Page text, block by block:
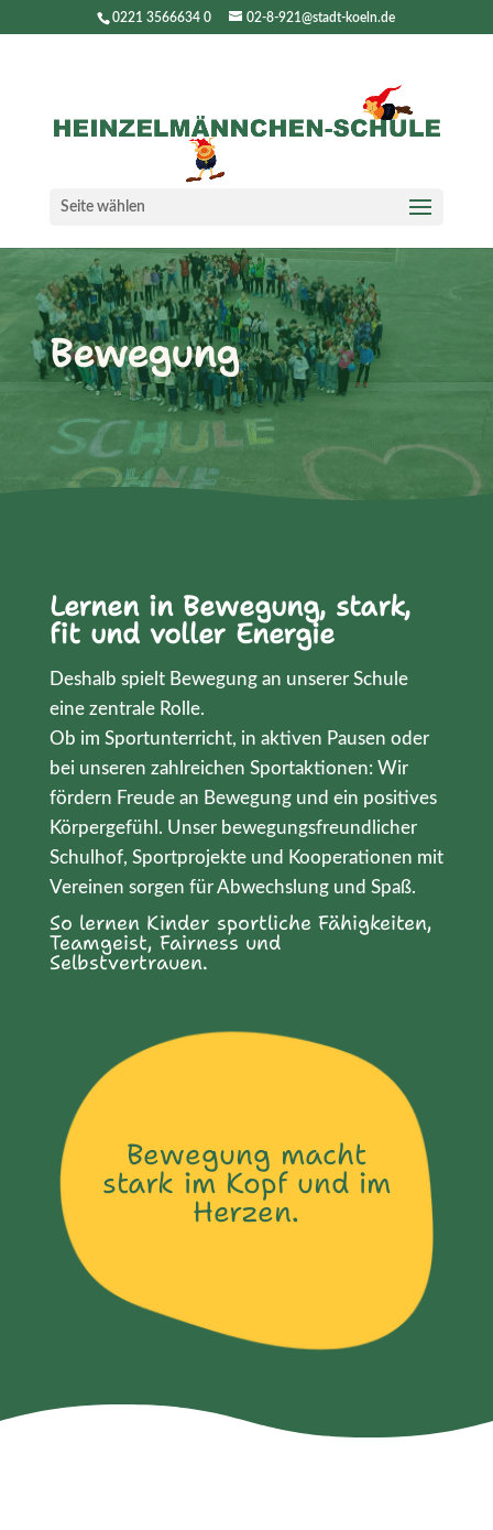
0221 3566634 0 02-8-921@stadt-koeln.de
Seite wählen
Bewegung
Lernen in Bewegung, stark,
fit und voller Energie
Deshalb spielt Bewegung an unserer Schule
eine zentrale Rolle.
Ob im Sportunterricht, in aktiven Pausen oder
bei unseren zahlreichen Sportaktionen: Wir
fördern Freude an Bewegung und ein positives
Körpergefühl. Unser bewegungsfreundlicher
Schulhof, Sportprojekte und Kooperationen mit
Vereinen sorgen für Abwechslung und Spaß.
So lernen Kinder sportliche Fähigkeiten,
Teamgeist, Fairness und
Selbstvertrauen.
Bewegung macht
stark im Kopf und im
Herzen.